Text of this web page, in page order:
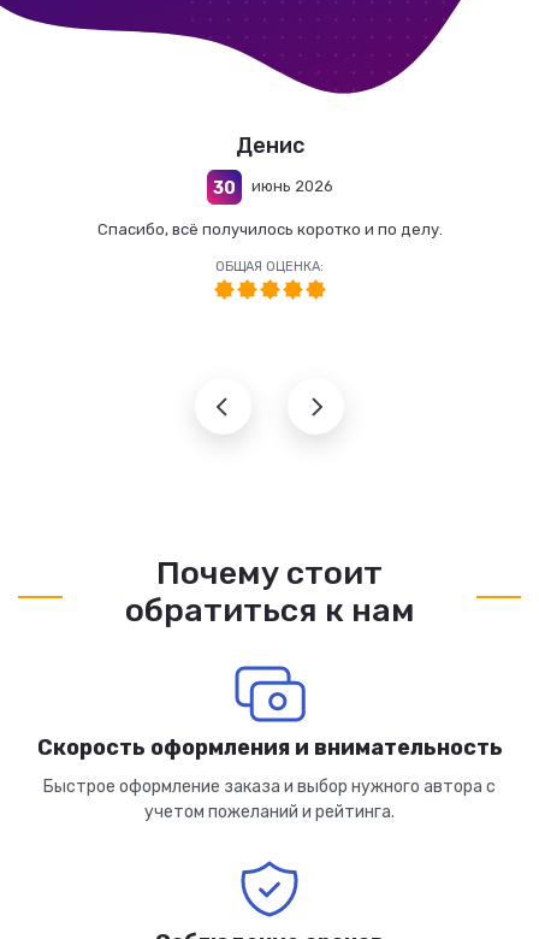
Денис
30 июнь 2026
Спасибо, всё получилось коротко и по делу.
ОБЩАЯ ОЦЕНКА:
Почему стоит
обратиться к нам
Скорость оформления и внимательность
Быстрое оформление заказа и выбор нужного автора с
учетом пожеланий и рейтинга.